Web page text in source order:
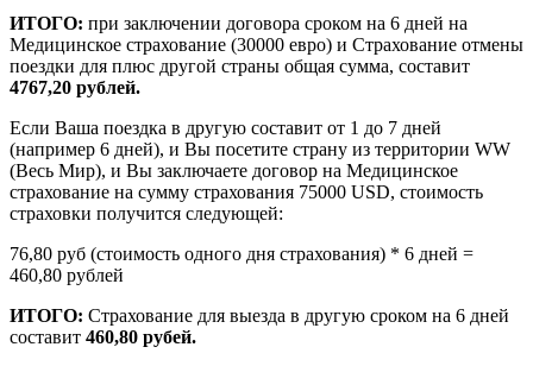
ИТОГО: при заключении договора сроком на 6 дней на
Медицинское страхование (30000 евро) и Страхование отмены
поездки для плюс другой страны общая сумма, составит
4767,20 рублей.
Если Ваша поездка в другую составит от 1 до 7 дней
(например 6 дней), и Вы посетите страну из территории WW
(Весь Мир), и Вы заключаете договор на Медицинское
страхование на сумму страхования 75000 USD, стоимость
страховки получится следующей:
76,80 руб (стоимость одного дня страхования) * 6 дней =
460,80 рублей
ИТОГО: Страхование для выезда в другую сроком на 6 дней
составит 460,80 рубей.